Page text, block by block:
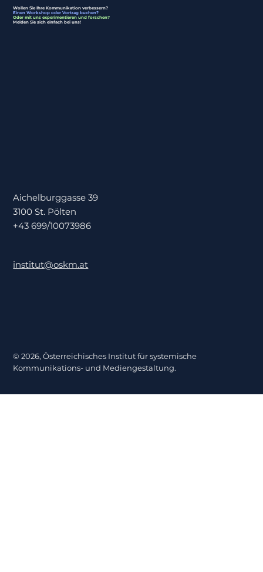
Wollen Sie Ihre Kommunikation verbessern?
Einen Workshop oder Vortrag buchen?
Oder mit uns experimentieren und forschen?
Melden Sie sich einfach bei uns!
Aichelburggasse 39
3100 St. Pölten
+43 699/10073986
institut@oskm.at
© 2026, Österreichisches Institut für systemische
Kommunikations- und Mediengestaltung.